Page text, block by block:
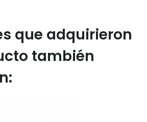
que adquirieron
también